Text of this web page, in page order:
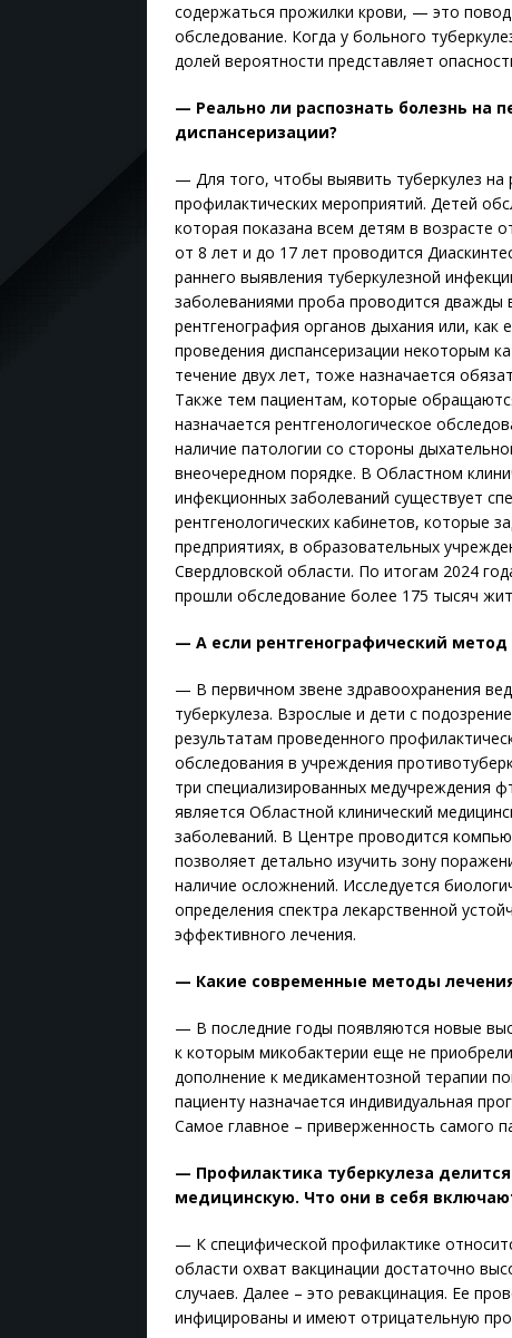
содержаться прожилки крови, — это
обследование. Когда у больного
долей вероятности представляет
— Реально ли распознать болезнь на
диспансеризации?
— Для того, чтобы выявить туберкулез на
профилактических мероприятий. Детей
которая показана всем детям в возрасте
от 8 лет и до 17 лет проводится
раннего выявления туберкулезной
заболеваниями проба проводится дважды
рентгенография органов дыхания или,
проведения диспансеризации некоторым
течение двух лет, тоже назначается
Также тем пациентам, которые
назначается рентгенологическое
наличие патологии со стороны
внеочередном порядке. В Областном
инфекционных заболеваний существует
рентгенологических кабинетов, которые
предприятиях, в образовательных
Свердловской области. По итогам 2024
прошли обследование более 175 тысяч
— А если рентгенографический
— В первичном звене здравоохранения
туберкулеза. Взрослые и дети с
результатам проведенного
обследования в учреждения
три специализированных медучреждения
является Областной клинический
заболеваний. В Центре проводится
позволяет детально изучить зону
наличие осложнений. Исследуется
определения спектра лекарственной
эффективного лечения.
— Какие современные методы
— В последние годы появляются новые
к которым микобактерии еще не
дополнение к медикаментозной терапии
пациенту назначается индивидуальная
Самое главное – приверженность самого
— Профилактика туберкулеза
медицинскую. Что они в себя
— К специфической профилактике
области охват вакцинации достаточно
случаев. Далее – это ревакцинация. Ее
инфицированы и имеют отрицательную